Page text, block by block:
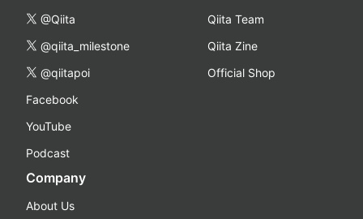
@Qiita
@qiita_milestone
@qiitapoi
Facebook
YouTube
Podcast
Qiita Team
Qiita Zine
Official Shop
Company
About Us